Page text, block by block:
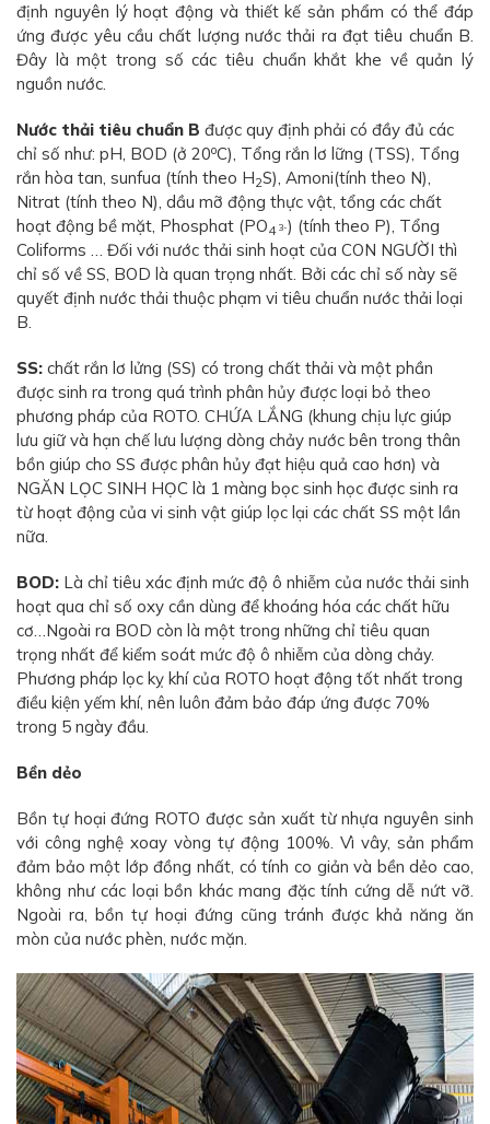
định nguyên lý hoạt động và thiết kế sản phẩm có thể đáp
ứng được yêu cầu chất lượng nước thải ra đạt tiêu chuẩn B.
Đây là một trong số các tiêu chuẩn khắt khe về quản lý
nguồn nước.
Nước thải tiêu chuẩn B được quy định phải có đầy đủ các
chỉ số như: pH, BOD (ở 20oC), Tổng rắn lơ lững (TSS), Tổng
rắn hòa tan, sunfua (tính theo H2S), Amoni(tính theo N),
Nitrat (tính theo N), dầu mỡ động thực vật, tổng các chất
hoạt động bề mặt, Phosphat (PO4 3-) (tính theo P), Tổng
Coliforms … Đối với nước thải sinh hoạt của CON NGƯỜI thì
chỉ số về SS, BOD là quan trọng nhất. Bởi các chỉ số này sẽ
quyết định nước thải thuộc phạm vi tiêu chuẩn nước thải loại
B.
SS: chất rắn lơ lửng (SS) có trong chất thải và một phần
được sinh ra trong quá trình phân hủy được loại bỏ theo
phương pháp của ROTO. CHỨA LẮNG (khung chịu lực giúp
lưu giữ và hạn chế lưu lượng dòng chảy nước bên trong thân
bồn giúp cho SS được phân hủy đạt hiệu quả cao hơn) và
NGĂN LỌC SINH HỌC là 1 màng bọc sinh học được sinh ra
từ hoạt động của vi sinh vật giúp lọc lại các chất SS một lần
nữa.
BOD: Là chỉ tiêu xác định mức độ ô nhiễm của nước thải sinh
hoạt qua chỉ số oxy cần dùng để khoáng hóa các chất hữu
cơ…Ngoài ra BOD còn là một trong những chỉ tiêu quan
trọng nhất để kiểm soát mức độ ô nhiễm của dòng chảy.
Phương pháp lọc kỵ khí của ROTO hoạt động tốt nhất trong
điều kiện yếm khí, nên luôn đảm bảo đáp ứng được 70%
trong 5 ngày đầu.
Bền dẻo
Bồn tự hoại đứng ROTO được sản xuất từ nhựa nguyên sinh
với công nghệ xoay vòng tự động 100%. Vì vây, sản phẩm
đảm bảo một lớp đồng nhất, có tính co giản và bền dẻo cao,
không như các loại bồn khác mang đặc tính cứng dễ nứt vỡ.
Ngoài ra, bồn tự hoại đứng cũng tránh được khả năng ăn
mòn của nước phèn, nước mặn.